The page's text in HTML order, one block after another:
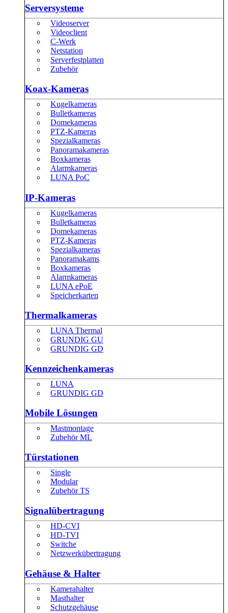
Serversysteme
Videoserver
Videoclient
C-Werk
Netstation
Serverfestplatten
Zubehör
Koax-Kameras
Kugelkameras
Bulletkameras
Domekameras
PTZ-Kameras
Spezialkameras
Panoramakameras
Boxkameras
Alarmkameras
LUNA PoC
IP-Kameras
Kugelkameras
Bulletkameras
Domekameras
PTZ-Kameras
Spezialkameras
Panoramakams
Boxkameras
Alarmkameras
LUNA ePoE
Speicherkarten
Thermalkameras
LUNA Thermal
GRUNDIG GU
GRUNDIG GD
Kennzeichenkameras
LUNA
GRUNDIG GD
Mobile Lösungen
Mastmontage
Zubehör ML
Türstationen
Single
Modular
Zubehör TS
Signalübertragung
HD-CVI
HD-TVI
Switche
Netzwerkübertragung
Gehäuse & Halter
Kamerahalter
Masthalter
Schutzgehäuse